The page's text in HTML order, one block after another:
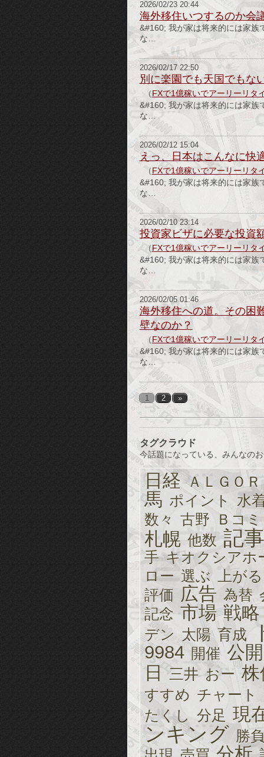
2026/02/23 20:44
海外移住いつするのか会
&#160; 我が家は将来的には家族
な…
2026/02/17 22:50
別に楽園でも天国でもな
（FXで1億稼いでアーリーリタ
&#160; 我が家は将来的には家族
な…
2026/02/12 15:04
えっ、日本はこんなに快
（FXで1億稼いでアーリーリタ
&#160; 我が家は将来的には家族
な…
2026/02/10 23:14
投資家ビザに必要な投資
（FXで1億稼いでアーリーリタ
&#160; 我が家は将来的には家族
な…
2026/02/05 01:46
海外移住への道。その困
壁なのか？
（FXで1億稼いでアーリーリタ
&#160; 我が家は将来的には家族
な…
1 2 »
タグクラウド
今話題になっている、みんなの
日経 ＡＬＧＯ
馬 ポイント
水
数々 古野 Ｂコミ
札幌 他数 記事
手 キオクシアホ
ロー 選ぶ
上がる
評価 広告 為替
記念 市場 戦略
デン 太陽 育成
9984 開催 公開
日 三井 おー 株
すすめ チャート
たくし 分足 現
ンキング 勝